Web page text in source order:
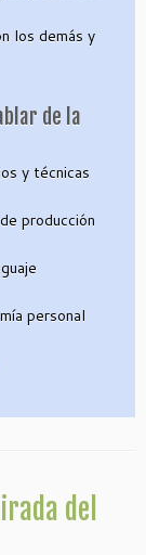
los demás y
de la
y técnicas
producción
personal
del